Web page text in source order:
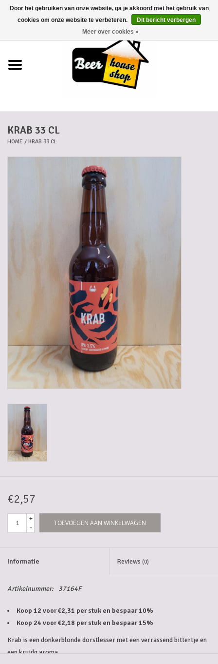
0 Artikelen - €0,00
Biermanden
Blikken
Manden/Kratten
Mixdozen
Streekproducten
Sweets
5-6l vaten
Streekproducten/Diverse
KRAB 33 CL
HOME / KRAB 33 CL
€2,57
+
-
TOEVOEGEN AAN WINKELWAGEN
Informatie Reviews (0)
Artikelnummer: 37164F
Koop 12 voor €2,31 per stuk en bespaar 10%
Koop 24 voor €2,18 per stuk en bespaar 15%
Krab is een donkerblonde dorstlesser met een verrassend bittertje en
een kruidg aroma.
Door het gebruiken van onze website, ga je akkoord met het gebruik van
cookies om onze website te verbeteren.
Dit bericht verbergen
Meer over cookies »